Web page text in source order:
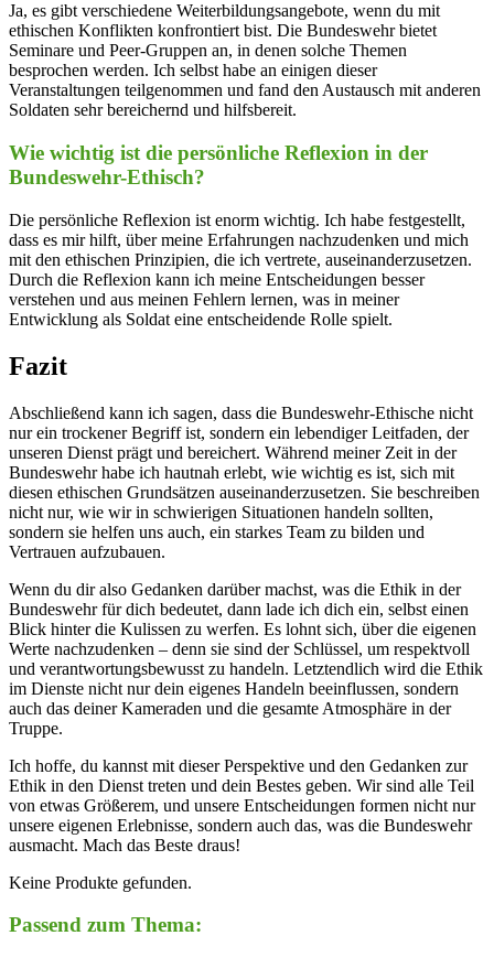
Ja, es gibt verschiedene Weiterbildungsangebote,⁢ wenn⁣ du mit
ethischen ‍Konflikten konfrontiert bist. Die ‌Bundeswehr bietet
⁣Seminare und Peer-Gruppen an, in denen solche Themen
besprochen‍ werden. Ich selbst habe an einigen⁢ dieser
Veranstaltungen ‌teilgenommen ​und ⁢fand ⁣den ⁣Austausch mit anderen
Soldaten⁣ sehr bereichernd ⁢und hilfsbereit.
Wie wichtig ist ⁣die persönliche⁢ Reflexion in der
Bundeswehr-Ethisch?
Die ​persönliche Reflexion ist ​enorm wichtig. Ich habe ‍festgestellt,
dass es⁤ mir hilft, über ⁢meine Erfahrungen nachzudenken und mich
⁢mit den ethischen ⁣Prinzipien, die ich vertrete, ⁤auseinanderzusetzen.
Durch⁢ die Reflexion kann ich meine ‌Entscheidungen ⁢besser ​
verstehen⁤ und⁣ aus​ meinen Fehlern lernen, was in ‍meiner
Entwicklung als Soldat eine entscheidende Rolle spielt.⁣
Fazit
Abschließend kann ich ‍sagen, ‍dass die Bundeswehr-Ethische ⁤nicht
nur⁢ ein trockener Begriff ist, sondern ein lebendiger Leitfaden, der
unseren Dienst prägt‌ und bereichert. Während⁣ meiner Zeit in der
Bundeswehr habe ich hautnah erlebt, ⁣wie ​wichtig es ist,⁤ sich ​mit
diesen‌ ethischen‍ Grundsätzen auseinanderzusetzen. Sie beschreiben
⁤nicht nur,‍ wie wir in⁤ schwierigen Situationen handeln sollten,
sondern sie helfen uns auch, ein starkes⁣ Team zu ‍bilden und
Vertrauen aufzubauen.
Wenn du dir also Gedanken darüber ⁢machst, was⁤ die Ethik⁣ in der
Bundeswehr für dich bedeutet, dann ​lade ich dich ein, selbst einen
Blick‍ hinter die Kulissen ​zu werfen. Es lohnt sich, über ⁣die ​eigenen
Werte nachzudenken –⁣ denn sie‌ sind der Schlüssel, um respektvoll⁣
und verantwortungsbewusst zu handeln. Letztendlich wird ⁣die Ethik
im⁢ Dienste nicht ⁢nur dein eigenes⁤ Handeln beeinflussen, sondern
auch‍ das‌ deiner Kameraden ⁣und die ⁢gesamte Atmosphäre in der
Truppe.
Ich hoffe, du kannst mit⁤ dieser Perspektive⁢ und‍ den Gedanken zur
Ethik in⁣ den ​Dienst treten und dein Bestes geben. Wir ‌sind alle⁣ Teil
⁣von etwas Größerem, und ⁤unsere Entscheidungen‍ formen nicht nur
unsere eigenen Erlebnisse, sondern auch das, was die‍ Bundeswehr
ausmacht. Mach ‍das ‍Beste draus!
Keine Produkte gefunden.
Passend zum Thema: